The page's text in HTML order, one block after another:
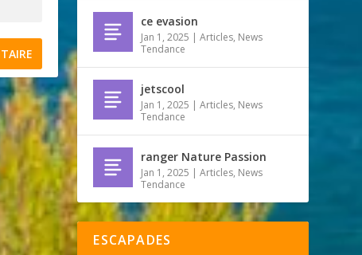
ce evasion
Jan 1, 2025 |Articles, News
Tendance
jetscool
Jan 1, 2025 |Articles, News
Tendance
ranger Nature Passion
Jan 1, 2025 |Articles, News
Tendance
ESCAPADES